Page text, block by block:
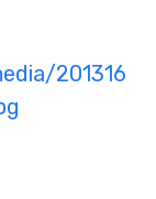
201316